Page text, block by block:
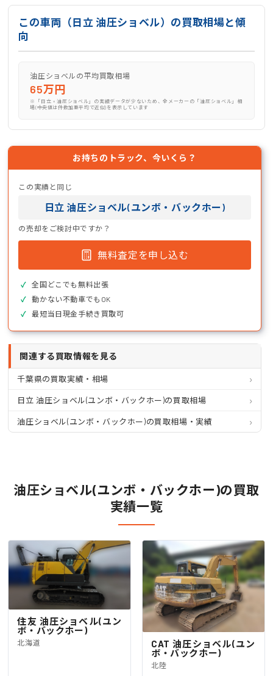
この車両（日立 油圧ショベル）の買取相場と傾
向
油圧ショベルの平均買取相場
65万円
※「日立 × 油圧ショベル」の実績データが少ないため、全メーカーの「油圧ショベル」相
場(中央値は件数加重平均で近似)を表示しています
お持ちのトラック、今いくら？
この実績と同じ
日立 油圧ショベル(ユンボ・バックホー)
の売却をご検討中ですか？
無料査定を申し込む
全国どこでも無料出張
動かない不動車でもOK
最短当日現金手続き買取可
関連する買取情報を見る
千葉県の買取実績・相場
日立 油圧ショベル(ユンボ・バックホー)の買取相場
油圧ショベル(ユンボ・バックホー)の買取相場・実績
油圧ショベル(ユンボ・バックホー)の買取
実績一覧
住友 油圧ショベル(ユン
ボ・バックホー)
北海道
CAT 油圧ショベル(ユン
ボ・バックホー)
北陸